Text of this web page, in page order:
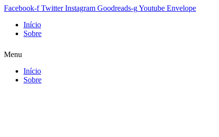
Facebook-f Twitter Instagram Goodreads-gYoutube Envelope
Início
Sobre
Menu
Início
Sobre